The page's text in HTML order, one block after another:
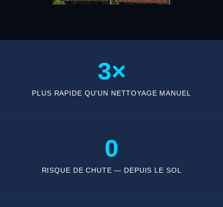
3×
PLUS RAPIDE QU'UN NETTOYAGE MANUEL
0
RISQUE DE CHUTE — DEPUIS LE SOL